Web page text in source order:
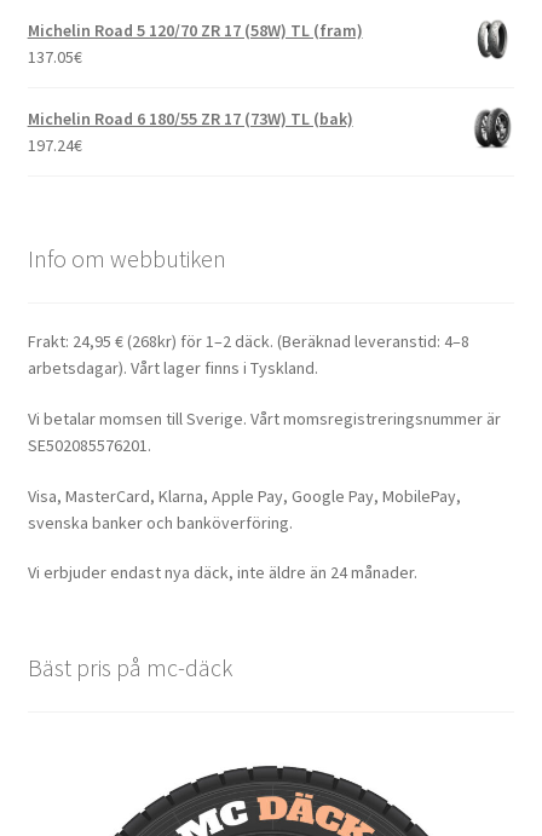
Michelin Road 5 120/70 ZR 17 (58W) TL (fram)
137.05€
Michelin Road 6 180/55 ZR 17 (73W) TL (bak)
197.24€
Info om webbutiken
Frakt: 24,95 € (268kr) för 1–2 däck. (Beräknad leveranstid: 4–8
arbetsdagar). Vårt lager finns i Tyskland.
Vi betalar momsen till Sverige. Vårt momsregistreringsnummer är
SE502085576201.
Visa, MasterCard, Klarna, Apple Pay, Google Pay, MobilePay,
svenska banker och banköverföring.
Vi erbjuder endast nya däck, inte äldre än 24 månader.
Bäst pris på mc-däck